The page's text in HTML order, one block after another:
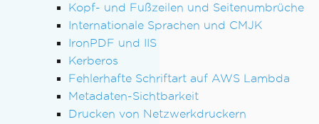
Kopf- und Fußzeilen und Seitenumbrüche
Internationale Sprachen und CMJK
IronPDF und IIS
Kerberos
Fehlerhafte Schriftart auf AWS Lambda
Metadaten-Sichtbarkeit
Drucken von Netzwerkdruckern